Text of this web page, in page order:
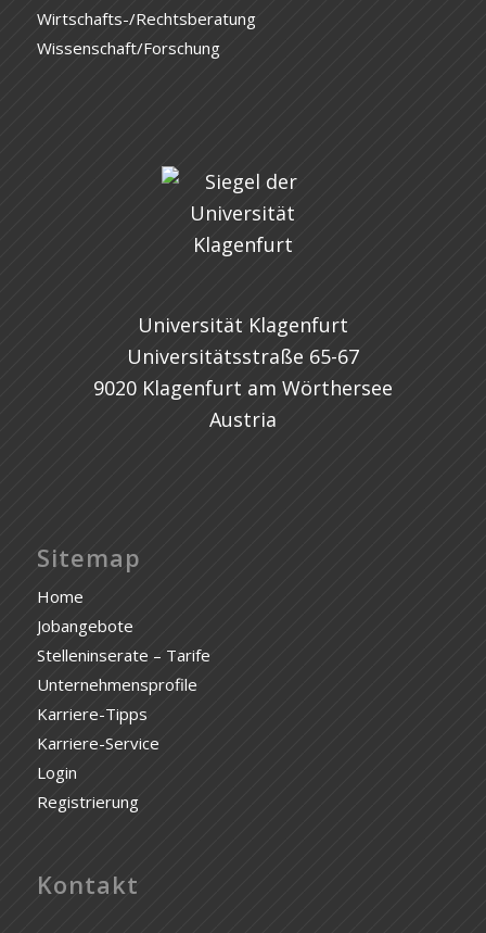
Wirtschafts-/Rechtsberatung
Wissenschaft/Forschung
Universität Klagenfurt
Universitätsstraße 65-67
9020 Klagenfurt am Wörthersee
Austria
Sitemap
Home
Jobangebote
Stelleninserate – Tarife
Unternehmensprofile
Karriere-Tipps
Karriere-Service
Login
Registrierung
Kontakt